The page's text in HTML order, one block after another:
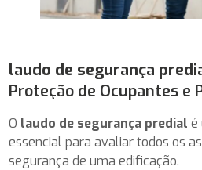
laudo de segurança
Proteção de Ocupantes e
O laudo de segurança predial é
essencial para avaliar todos os
segurança de uma edificação.